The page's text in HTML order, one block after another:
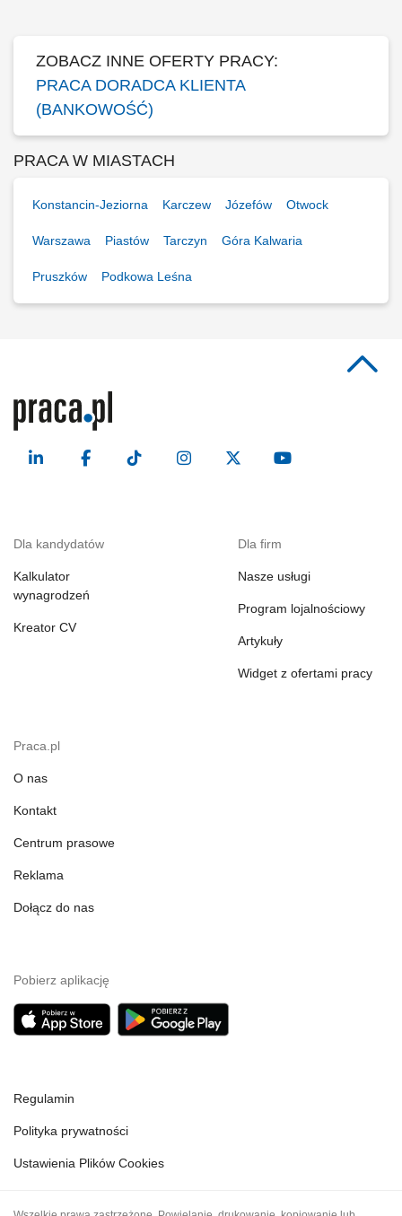
ZOBACZ INNE OFERTY PRACY:
PRACA DORADCA KLIENTA
(BANKOWOŚĆ)
PRACA W MIASTACH
Konstancin-Jeziorna Karczew Józefów Otwock
Warszawa Piastów Tarczyn Góra Kalwaria
Pruszków Podkowa Leśna
Dla kandydatów
Kalkulator
wynagrodzeń
Kreator CV
Dla firm
Nasze usługi
Program lojalnościowy
Artykuły
Widget z ofertami pracy
Praca.pl
O nas
Kontakt
Centrum prasowe
Reklama
Dołącz do nas
Pobierz aplikację
Regulamin
Polityka prywatności
Ustawienia Plików Cookies